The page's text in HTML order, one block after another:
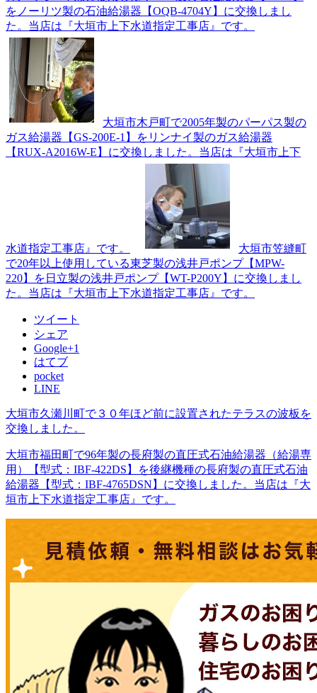
をノーリツ製の石油給湯器【OQB-4704Y】に交換しまし
た。当店は『大垣市上下水道指定工事店』です。
大垣市木戸町で2005年製のパーパス製の
ガス給湯器【GS-200E-1】をリンナイ製のガス給湯器
【RUX-A2016W-E】に交換しました。当店は『大垣市上下
水道指定工事店』です。
大垣市笠縫町
で20年以上使用している東芝製の浅井戸ポンプ【MPW-
220】を日立製の浅井戸ポンプ【WT-P200Y】に交換しまし
た。当店は『大垣市上下水道指定工事店』です。
ツイート
シェア
Google+1
はてブ
pocket
LINE
大垣市久瀬川町で３０年ほど前に設置されたテラスの波板を
交換しました。
大垣市福田町で96年製の長府製の直圧式石油給湯器（給湯専
用）【型式：IBF-422DS】を後継機種の長府製の直圧式石油
給湯器【型式：IBF-4765DSN】に交換しました。当店は『大
垣市上下水道指定工事店』です。